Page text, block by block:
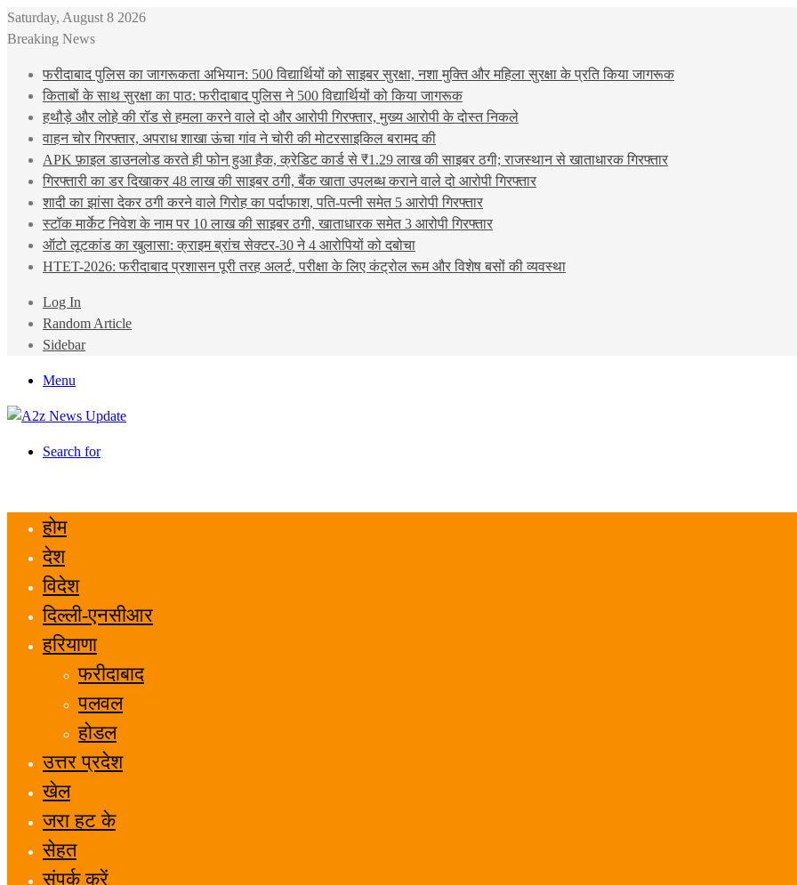
Saturday, August 8 2026
Breaking News
फरीदाबाद पुलिस का जागरूकता अभियान: 500 विद्यार्थियों को साइबर सुरक्षा, नशा मुक्ति और महिला सुरक्षा के प्रति किया जागरूक
किताबों के साथ सुरक्षा का पाठ: फरीदाबाद पुलिस ने 500 विद्यार्थियों को किया जागरूक
हथौड़े और लोहे की रॉड से हमला करने वाले दो और आरोपी गिरफ्तार, मुख्य आरोपी के दोस्त निकले
वाहन चोर गिरफ्तार, अपराध शाखा ऊंचा गांव ने चोरी की मोटरसाइकिल बरामद की
APK फ़ाइल डाउनलोड करते ही फोन हुआ हैक, क्रेडिट कार्ड से ₹1.29 लाख की साइबर ठगी; राजस्थान से खाताधारक गिरफ्तार
गिरफ्तारी का डर दिखाकर 48 लाख की साइबर ठगी, बैंक खाता उपलब्ध कराने वाले दो आरोपी गिरफ्तार
शादी का झांसा देकर ठगी करने वाले गिरोह का पर्दाफाश, पति-पत्नी समेत 5 आरोपी गिरफ्तार
स्टॉक मार्केट निवेश के नाम पर 10 लाख की साइबर ठगी, खाताधारक समेत 3 आरोपी गिरफ्तार
ऑटो लूटकांड का खुलासा: क्राइम ब्रांच सेक्टर-30 ने 4 आरोपियों को दबोचा
HTET-2026: फरीदाबाद प्रशासन पूरी तरह अलर्ट, परीक्षा के लिए कंट्रोल रूम और विशेष बसों की व्यवस्था
Log In
Random Article
Sidebar
Menu
Search for
होम
देश
विदेश
दिल्ली-एनसीआर
हरियाणा
फरीदाबाद
पलवल
होडल
उत्तर प्रदेश
खेल
जरा हट के
सेहत
संपर्क करें